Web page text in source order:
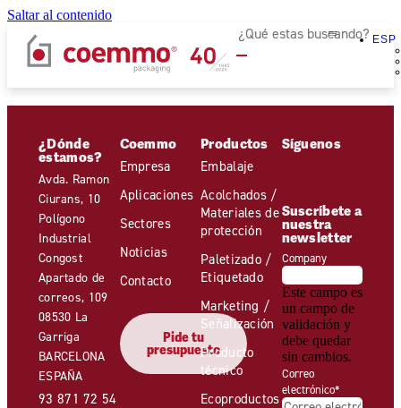
Saltar al contenido
ESP
¿Dónde
estamos?
Avda. Ramon
Ciurans, 10
Polígono
Industrial
Congost
Apartado de
correos, 109
08530 La
Garriga
BARCELONA
ESPAÑA
93 871 72 54
Coemmo
Empresa
Aplicaciones
Sectores
Noticias
Contacto
Pide tu
presupuesto
Productos
Embalaje
Acolchados /
Materiales de
protección
Paletizado /
Etiquetado
Marketing /
Señalización
Producto
técnico
Ecoproductos
Síguenos
Suscríbete a
nuestra
newsletter
Company
Este campo es
un campo de
validación y
debe quedar
sin cambios.
Correo
electrónico*